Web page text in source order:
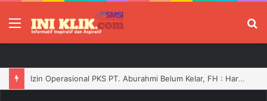
Menu
Izin Operasional PKS PT. Aburahmi Belum Kelar, FH : Harusnya Tidak Boleh Bergerak Sebelum Dilengkapi